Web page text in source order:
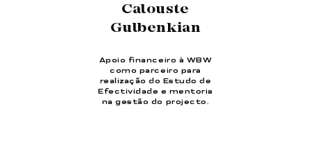
Calouste
Gulbenkian
Apoio financeiro à WBW
como parceiro para
realização do Estudo de
Efectividade e mentoria
na gestão do projecto.